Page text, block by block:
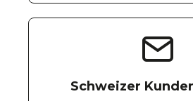
Schweizer